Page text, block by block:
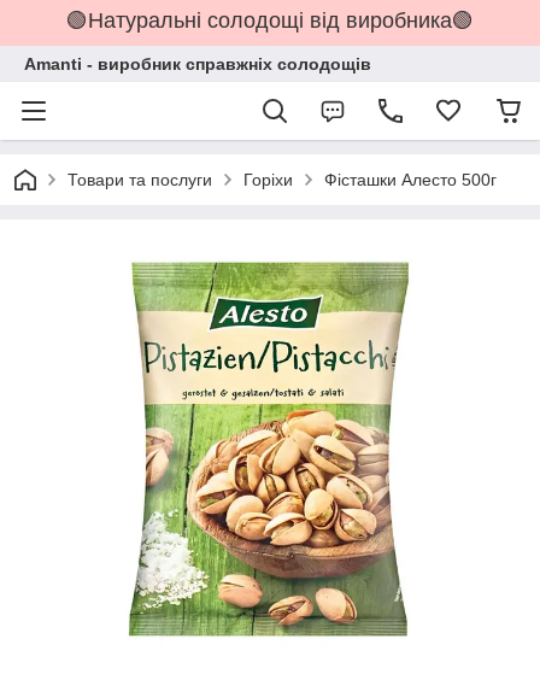
🟢Натуральні солодощі від виробника🟢
Amanti - виробник справжніх солодощів
Товари та послуги Горіхи Фісташки Алесто 500г